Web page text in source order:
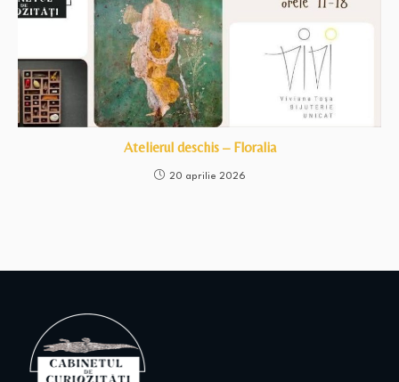
Atelierul deschis – Floralia
20 aprilie 2026